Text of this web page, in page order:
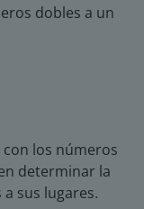
dobles a un
los números
determinar la
sus lugares.